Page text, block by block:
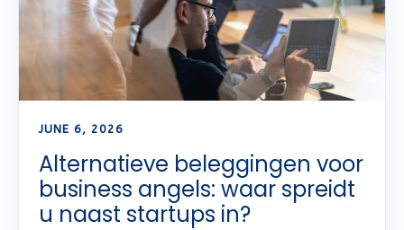
JUNE 6, 2026
Alternatieve beleggingen voor
business angels: waar spreidt
u naast startups in?